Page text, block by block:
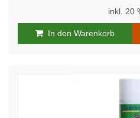
inkl. 20
In den Warenkorb